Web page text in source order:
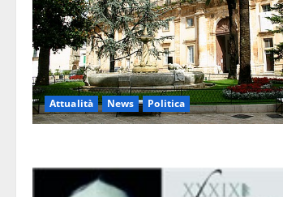
Attualità News Politica